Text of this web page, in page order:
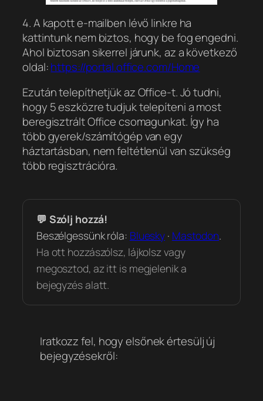
4. A kapott e-mailben lévő linkre ha
kattintunk nem biztos, hogy be fog engedni.
Ahol biztosan sikerrel járunk, az a következő
oldal:https://portal.office.com/Home
Ezután telepíthetjük az Office-t. Jó tudni,
hogy 5 eszközre tudjuk telepíteni a most
beregisztrált Office csomagunkat. Így ha
több gyerek/számítógép van egy
háztartásban, nem feltétlenül van szükség
több regisztrációra.
💬 Szólj hozzá!
Beszélgessünk róla: Bluesky · Mastodon.
Ha ott hozzászólsz, lájkolsz vagy
megosztod, az itt is megjelenik a
bejegyzés alatt.
Iratkozz fel, hogy elsőnek értesülj új
bejegyzésekről: